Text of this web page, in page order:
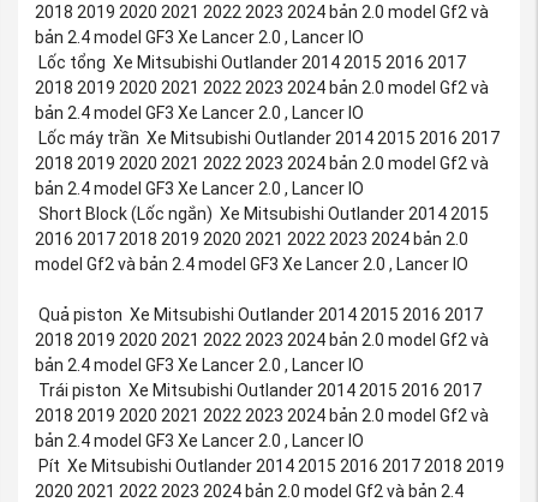
2018 2019 2020 2021 2022 2023 2024 bản 2.0 model Gf2 và
bản 2.4 model GF3 Xe Lancer 2.0 , Lancer IO
Lốc tổng Xe Mitsubishi Outlander 2014 2015 2016 2017
2018 2019 2020 2021 2022 2023 2024 bản 2.0 model Gf2 và
bản 2.4 model GF3 Xe Lancer 2.0 , Lancer IO
Lốc máy trần Xe Mitsubishi Outlander 2014 2015 2016 2017
2018 2019 2020 2021 2022 2023 2024 bản 2.0 model Gf2 và
bản 2.4 model GF3 Xe Lancer 2.0 , Lancer IO
Short Block (Lốc ngắn) Xe Mitsubishi Outlander 2014 2015
2016 2017 2018 2019 2020 2021 2022 2023 2024 bản 2.0
model Gf2 và bản 2.4 model GF3 Xe Lancer 2.0 , Lancer IO
Quả piston Xe Mitsubishi Outlander 2014 2015 2016 2017
2018 2019 2020 2021 2022 2023 2024 bản 2.0 model Gf2 và
bản 2.4 model GF3 Xe Lancer 2.0 , Lancer IO
Trái piston Xe Mitsubishi Outlander 2014 2015 2016 2017
2018 2019 2020 2021 2022 2023 2024 bản 2.0 model Gf2 và
bản 2.4 model GF3 Xe Lancer 2.0 , Lancer IO
Pít Xe Mitsubishi Outlander 2014 2015 2016 2017 2018 2019
2020 2021 2022 2023 2024 bản 2.0 model Gf2 và bản 2.4